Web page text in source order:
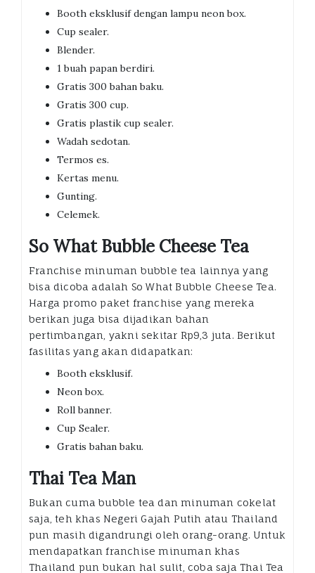
Booth eksklusif dengan lampu neon box.
Cup sealer.
Blender.
1 buah papan berdiri.
Gratis 300 bahan baku.
Gratis 300 cup.
Gratis plastik cup sealer.
Wadah sedotan.
Termos es.
Kertas menu.
Gunting.
Celemek.
So What Bubble Cheese Tea
Franchise minuman bubble tea lainnya yang
bisa dicoba adalah So What Bubble Cheese Tea.
Harga promo paket franchise yang mereka
berikan juga bisa dijadikan bahan
pertimbangan, yakni sekitar Rp9,3 juta. Berikut
fasilitas yang akan didapatkan:
Booth eksklusif.
Neon box.
Roll banner.
Cup Sealer.
Gratis bahan baku.
Thai Tea Man
Bukan cuma bubble tea dan minuman cokelat
saja, teh khas Negeri Gajah Putih atau Thailand
pun masih digandrungi oleh orang-orang. Untuk
mendapatkan franchise minuman khas
Thailand pun bukan hal sulit, coba saja Thai Tea